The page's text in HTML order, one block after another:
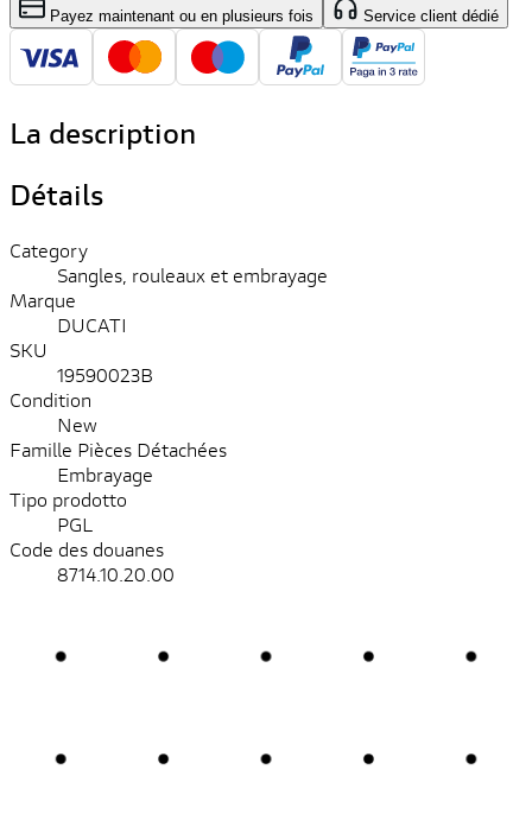
Payez maintenant ou en plusieurs fois Service client dédié
La description
Détails
Category
Sangles, rouleaux et embrayage
Marque
DUCATI
SKU
19590023B
Condition
New
Famille Pièces Détachées
Embrayage
Tipo prodotto
PGL
Code des douanes
8714.10.20.00